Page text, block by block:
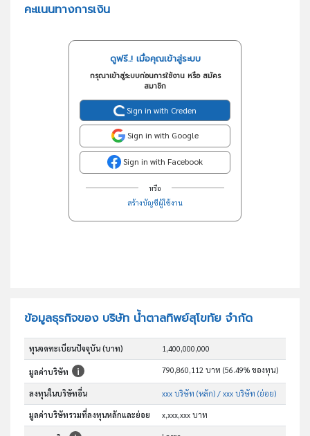
คะแนนทางการเงิน
ดูฟรี..! เมื่อคุณเข้าสู่ระบบ
กรุณาเข้าสู่ระบบก่อนการใช้งาน หรือ สมัคร
สมาชิก
Sign in with Creden
Sign in with Google
Sign in with Facebook
หรือ
สร้างบัญชีผู้ใช้งาน
ข้อมูลธุรกิจของ บริษัท น้ำตาลทิพย์สุโขทัย จำกัด
ทุนจดทะเบียนปัจจุบัน (บาท) 1,400,000,000
มูลค่าบริษัท 790,860,112 บาท (56.49% ของทุน)
ลงทุนในบริษัทอื่น xxx บริษัท (หลัก)/ xxx บริษัท (ย่อย)
มูลค่าบริษัทรวมที่ลงทุนหลักและย่อย x,xxx,xxx บาท